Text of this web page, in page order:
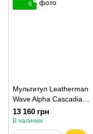
6
Мультитул Leatherman
Wave Alpha Cascadia
833401
13 160 грн
В наличии